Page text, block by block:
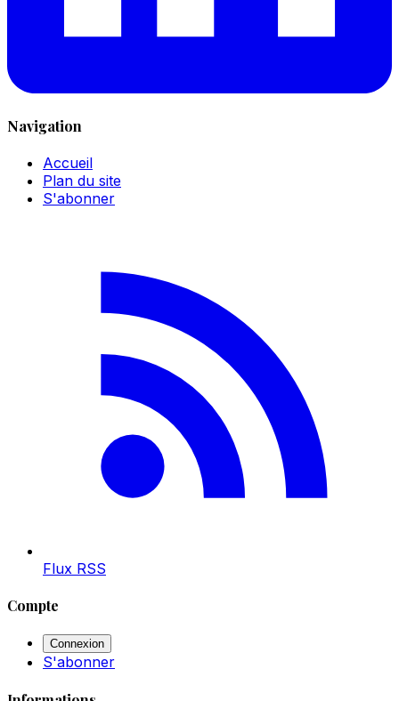
Navigation
Accueil
Plan du site
S'abonner
Flux RSS
Compte
Connexion
S'abonner